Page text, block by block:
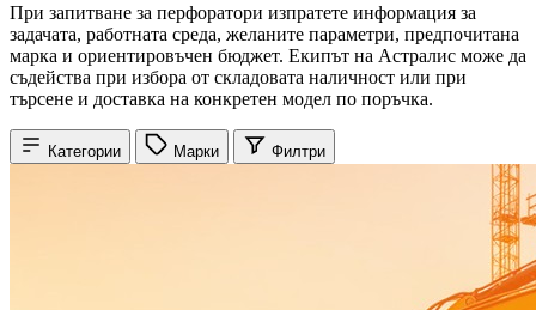
При запитване за перфоратори изпратете информация за
задачата, работната среда, желаните параметри, предпочитана
марка и ориентировъчен бюджет. Екипът на Астралис може да
съдейства при избора от складовата наличност или при
търсене и доставка на конкретен модел по поръчка.
Категории Марки Филтри